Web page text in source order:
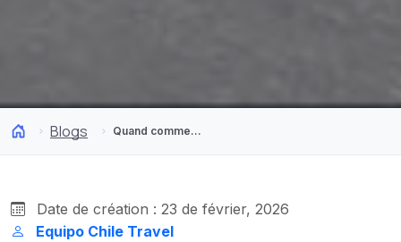
Blogs Quand commence la saison de ski au Chili ? Guide pour planifier votre voyage dans les Andes
Date de création : 23 de février, 2026
Equipo Chile Travel